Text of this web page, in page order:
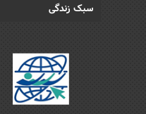
سبک زندگی